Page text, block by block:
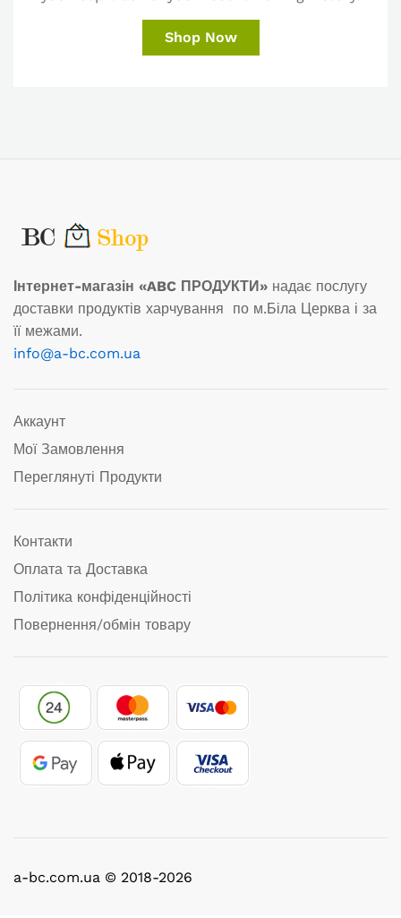
Shop Now
Інтернет-магазін «ABC ПРОДУКТИ» надає послугу
доставки продуктів харчування по м.Біла Церква і за
її межами.
info@a-bc.com.ua
Аккаунт
Мої Замовлення
Переглянуті Продукти
Контакти
Оплата та Доставка
Політика конфіденційності
Повернення/обмін товару
a-bc.com.ua © 2018-2026